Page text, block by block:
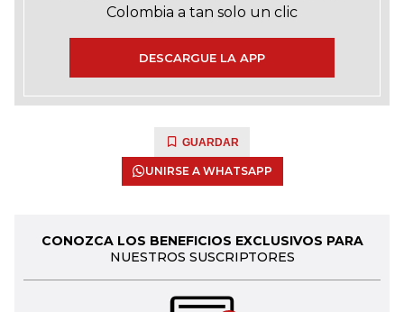
Colombia a tan solo un clic
DESCARGUE LA APP
GUARDAR
UNIRSE A WHATSAPP
CONOZCA LOS BENEFICIOS EXCLUSIVOS PARA
NUESTROS SUSCRIPTORES